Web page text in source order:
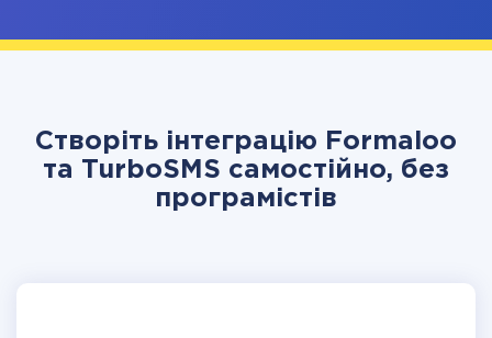
Створіть інтеграцію Formaloo
та TurboSMS самостійно, без
програмістів